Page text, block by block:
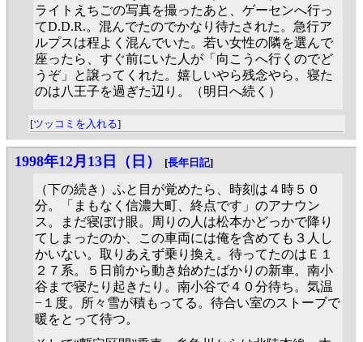
ライトえちごの写真を撮ったあと、ゲーセンへ行っ
てD.D.R.。混んでたのでかなり待たされた。急行ア
ルプスは程よく混んでいた。若い女性の隣を選んで
座ったら、すぐ前にいた人が「向こうへ行くのでど
うぞ」と譲ってくれた。嬉しいやら残念やら。寝た
のは八王子を過ぎた辺り。（明日へ続く）
[ツッコミを入れる]
1998年12月13日（日） [長年日記]
（下の続き）ふと目が覚めたら、時刻は４時５０
分。「まもなく信濃大町、終点です」のアナウン
ス。まだ寝ぼけ眼。周りの人は松本かどっかで降り
てしまったのか、この車両には俺を含めても３人し
かいない。取りあえず乗り換え。待ってたのはＥ１
２７系。５日前から動き始めたばかりの新車。南小
谷まで寝たり起きたり。南小谷で４０分待ち。気温
−１度。所々雪が積もってる。待合い室のストーブで
暖をとって待つ。